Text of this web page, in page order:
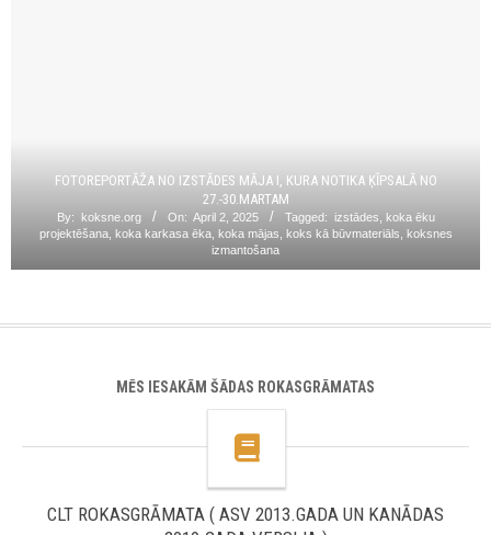
FOTOREPORTĀŽA NO IZSTĀDES MĀJA I, KURA NOTIKA ĶĪPSALĀ NO
27.-30.MARTAM
By: koksne.org On: April 2, 2025 Tagged: izstādes
koka ēku
projektēšana, koka karkasa ēka, koka mājas koks kā būvmateriāls
koksnes
izmantošana
MĒS IESAKĀM ŠĀDAS ROKASGRĀMATAS
CLT ROKASGRĀMATA ( ASV 2013.GADA UN KANĀDAS